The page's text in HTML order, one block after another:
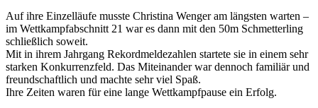
Auf ihre Einzelläufe musste Christina Wenger am längsten warten –
im Wettkampfabschnitt 21 war es dann mit den 50m Schmetterling
schließlich soweit.
Mit in ihrem Jahrgang Rekordmeldezahlen startete sie in einem sehr
starken Konkurrenzfeld. Das Miteinander war dennoch familiär und
freundschaftlich und machte sehr viel Spaß.
Ihre Zeiten waren für eine lange Wettkampfpause ein Erfolg.